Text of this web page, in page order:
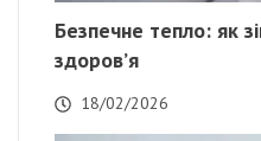
Безпечне тепло: як
здоров’я
18/02/2026